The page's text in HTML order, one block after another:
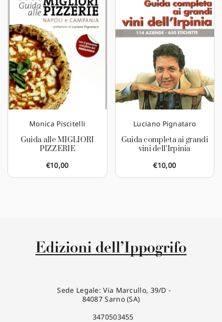
Monica Piscitelli
Guida alle MIGLIORI
PIZZERIE
€10,00
Luciano Pignataro
Guida completa ai grandi
vini dell’Irpinia
€10,00
Sede Legale: Via Marcullo, 39/D -
84087 Sarno (SA)
3470503455